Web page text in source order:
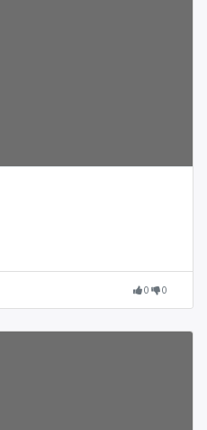
0 0